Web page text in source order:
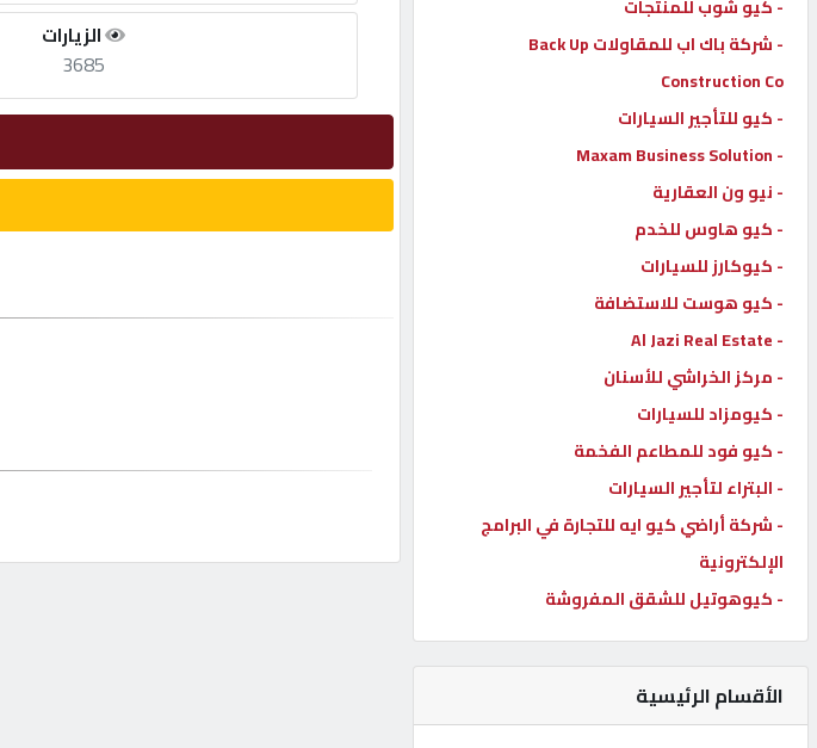
إتصل
بنا
إعلانات
المنتدى
كيو
مزاد
كيو
نمبر
كيو
كارز
كيو
ماركت
- كيو شوب للمنتجات
- شركة باك اب للمقاولات Back Up
Construction Co
- كيو للتأجير السيارات
- Maxam Business Solution
- نيو ون العقارية
- كيو هاوس للخدم
- كيوكارز للسيارات
- كيو هوست للاستضافة
- Al Jazi Real Estate
- مركز الخراشي للأسنان
- كيومزاد للسيارات
- كيو فود للمطاعم الفخمة
- البتراء لتأجير السيارات
- شركة أراضي كيو ايه للتجارة في البرامج
الإلكترونية
- كيوهوتيل للشقق المفروشة
الأقسام الرئيسية
الزيارات
3685